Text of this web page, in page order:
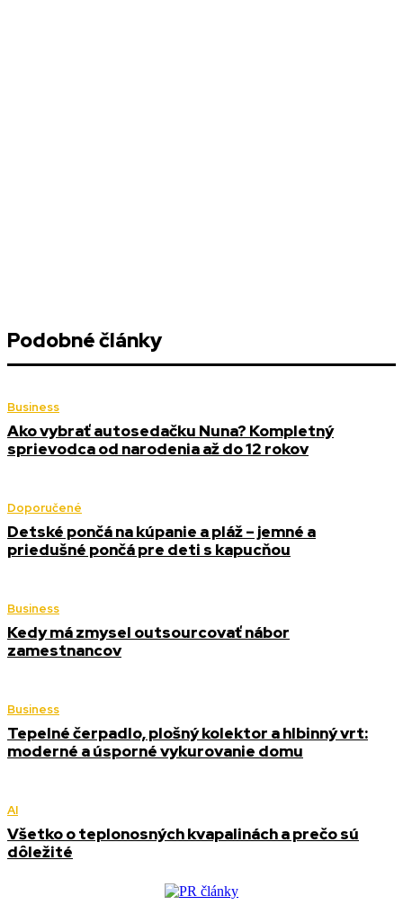
Podobné články
Business
Ako vybrať autosedačku Nuna? Kompletný
sprievodca od narodenia až do 12 rokov
Doporučené
Detské pončá na kúpanie a pláž – jemné a
priedušné pončá pre deti s kapucňou
Business
Kedy má zmysel outsourcovať nábor
zamestnancov
Business
Tepelné čerpadlo, plošný kolektor a hlbinný vrt:
moderné a úsporné vykurovanie domu
AI
Všetko o teplonosných kvapalinách a prečo sú
dôležité